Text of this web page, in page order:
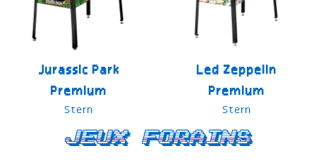
Jurassic Park
Premium
Stern
Led Zeppelin
Premium
Stern
Jeux forains